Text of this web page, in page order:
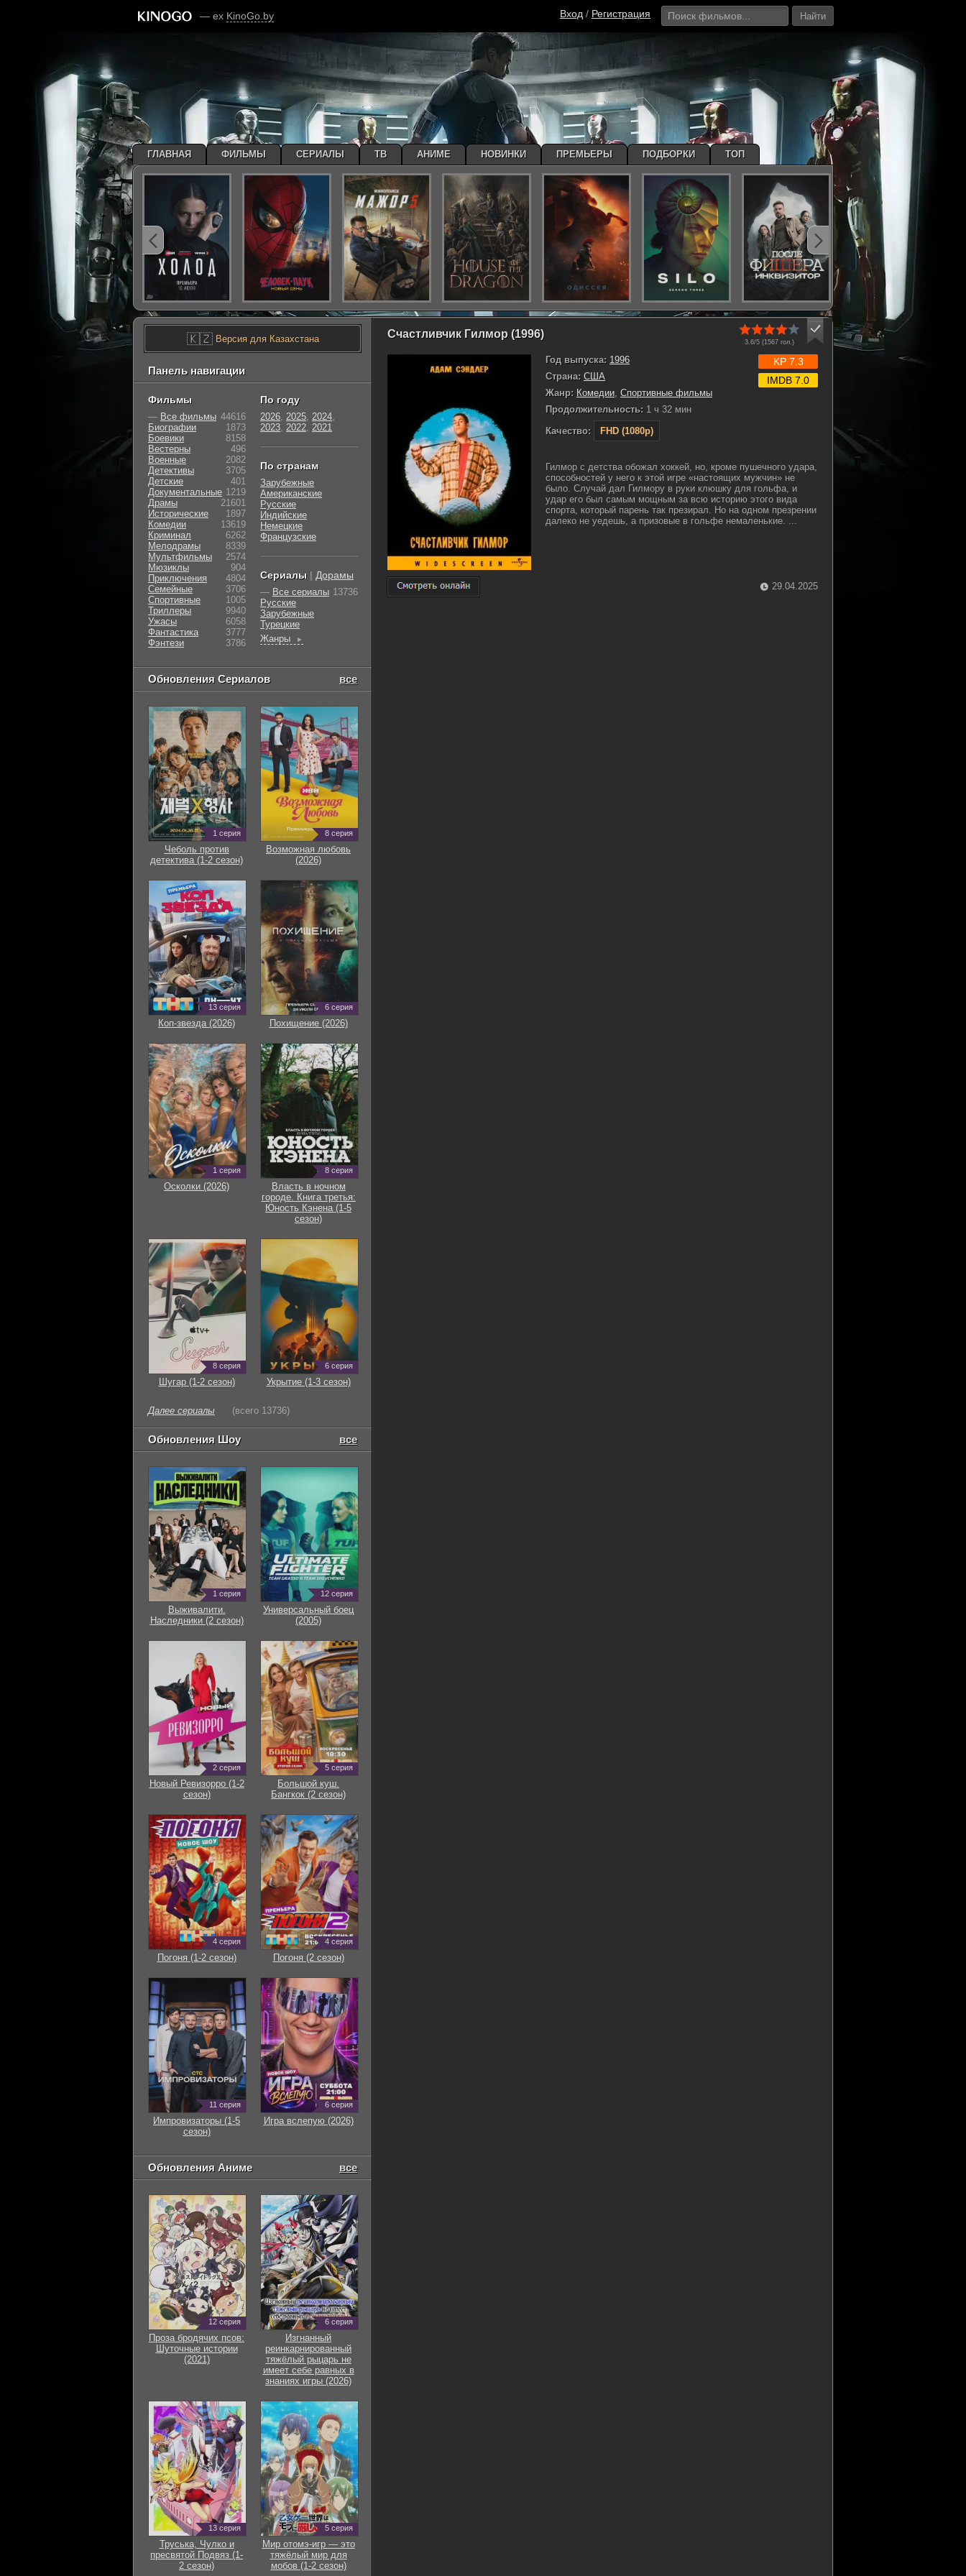
— ex KinoGo.by Вход / Регистрация Найти
Счастливчик Гилмор (1996)
3.6/5 (1567 гол.)
Год выпуска: 1996
Страна: США
Жанр: Комедии, Спортивные фильмы
Продолжительность: 1 ч 32 мин
Качество:
FHD (1080p)
KP 7.3
IMDB 7.0
Гилмор с детства обожал хоккей, но, кроме пушечного удара,
способностей у него к этой игре «настоящих мужчин» не
было. Случай дал Гилмору в руки клюшку для гольфа, и
удар его был самым мощным за всю историю этого вида
спорта, который парень так презирал. Но на одном презрении
далеко не уедешь, а призовые в гольфе немаленькие. ...
29.04.2025
🇰🇿Версия для Казахстана
Панель навигации
Фильмы
— Все фильмы 44616
Биографии
1873
Боевики
8158
Вестерны
496
Военные
2082
Детективы
3705
Детские
401
Документальные 1219
Драмы
21601
Исторические
1897
Комедии
13619
Криминал
6262
Мелодрамы
8339
Мультфильмы
2574
Мюзиклы
904
Приключения
4804
Семейные
3706
Cпортивные
1005
Триллеры
9940
Ужасы
6058
Фантастика
3777
Фэнтези
3786
По году
2026, 2025, 2024,
2023, 2022, 2021
По странам
Зарубежные
Американские
Русские
Индийские
Немецкие
Французские
Сериалы | Дорамы
— Все сериалы 13736
Русские
Зарубежные
Турецкие
Жанры
►
Обновления Сериалов все
1 серия
Чеболь против
детектива (1-2 сезон)
8 серия
Возможная любовь
(2026)
13 серия
Коп-звезда (2026)
6 серия
Похищение (2026)
1 серия
Осколки (2026)
8 серия
Власть в ночном
городе. Книга третья:
Юность Кэнена (1-5
сезон)
8 серия
Шугар (1-2 сезон)
6 серия
Укрытие (1-3 сезон)
Далее сериалы (всего 13736)
Обновления Шоу все
1 серия
Выживалити.
Наследники (2 сезон)
12 серия
Универсальный боец
(2005)
2 серия
Новый Ревизорро (1-2
сезон)
5 серия
Большой куш.
Бангкок (2 сезон)
4 серия
Погоня (1-2 сезон)
4 серия
Погоня (2 сезон)
11 серия
Импровизаторы (1-5
сезон)
6 серия
Игра вслепую (2026)
Обновления Аниме все
12 серия
Проза бродячих псов:
Шуточные истории
(2021)
6 серия
Изгнанный
реинкарнированный
тяжёлый рыцарь не
имеет себе равных в
знаниях игры (2026)
13 серия
Труська, Чулко и
пресвятой Подвяз (1-
2 сезон)
5 серия
Мир отомэ-игр — это
тяжёлый мир для
мобов (1-2 сезон)
ГЛАВНАЯ ФИЛЬМЫ СЕРИАЛЫ ТВ АНИМЕ НОВИНКИ ПРЕМЬЕРЫ ПОДБОРКИ ТОП